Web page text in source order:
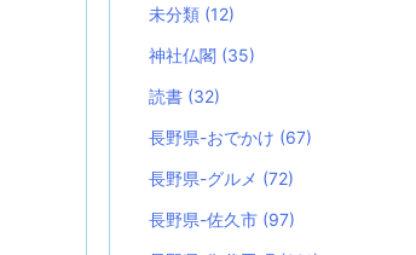
未分類 (12)
神社仏閣 (35)
読書 (32)
長野県-おでかけ (67)
長野県-グルメ (72)
長野県-佐久市 (97)